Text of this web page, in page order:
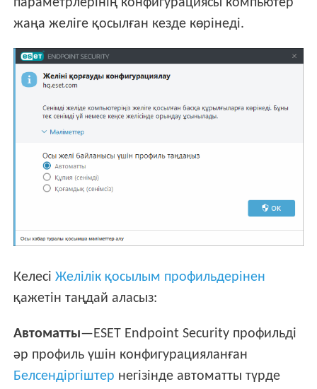
параметрлерінің конфигурациясы компьютер
жаңа желіге қосылған кезде көрінеді.
КелесіЖелілік қосылым профильдерінен
қажетін таңдай аласыз:
Автоматты—ESET Endpoint Security профильді
әр профиль үшін конфигурацияланған
Белсендіргіштер негізінде автоматты түрде